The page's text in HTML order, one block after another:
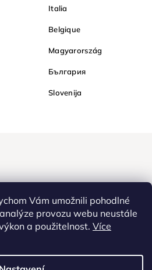
Vám umožnili pohodlné
provozu webu neustále
a použitelnost. Více
Italia
Belgique
Magyarország
България
Slovenija
a bez obav. Díky HTTPS